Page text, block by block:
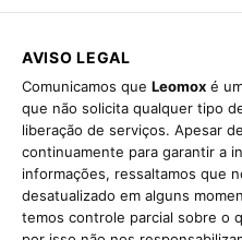
AVISO LEGAL
Comunicamos que Leomox é
que não solicita qualquer tipo
liberação de serviços. Apesar
continuamente para garantir a
informações, ressaltamos que
desatualizado em alguns
temos controle parcial sobre o